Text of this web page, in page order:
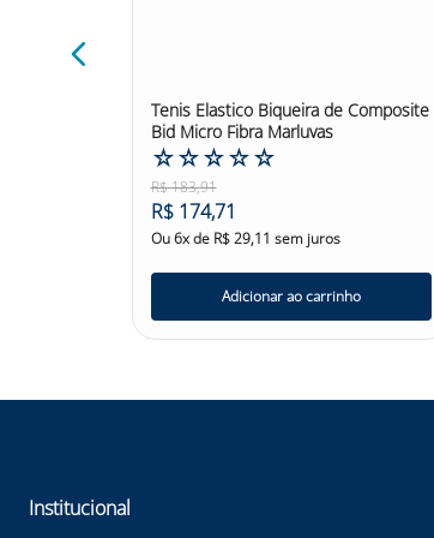
Tenis Elastico Biqueira de Composite
Bid Micro Fibra Marluvas
☆☆☆☆☆
R$183,91
R$ 174,71
Ou6x de R$ 29,11 sem juros
Adicionar ao carrinho
Institucional